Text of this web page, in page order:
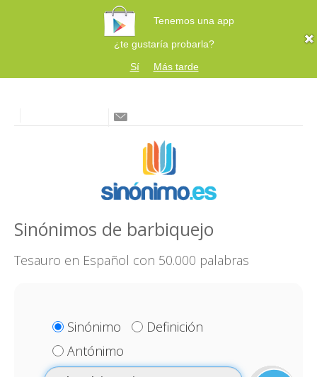
Tenemos una app
¿te gustaría probarla?
Sí
Más tarde
Sinónimos de barbiquejo
Tesauro en Español con 50.000 palabras
Sinónimo
Definición
Antónimo